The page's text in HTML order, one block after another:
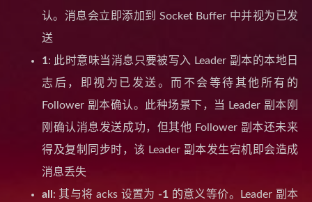
认。消息会立即添加到 Socket Buffer 中并视为已发
送
1: 此时意味当消息只要被写入 Leader 副本的本地日
志后，即视为已发送。而不会等待其他所有的
Follower 副本确认。此种场景下，当 Leader 副本刚
刚确认消息发送成功，但其他 Follower 副本还未来
得及复制同步时，该 Leader 副本发生宕机即会造成
消息丢失
all : 其与将 acks 设置为 -1 的意义等价。Leader 副本